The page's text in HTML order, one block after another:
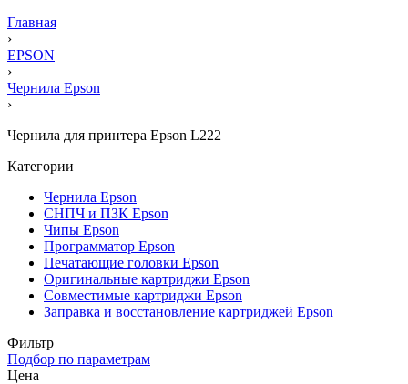
Главная
›
EPSON
›
Чернила Epson
›
Чернила для принтера Epson L222
Категории
Чернила Epson
СНПЧ и ПЗК Epson
Чипы Epson
Программатор Epson
Печатающие головки Epson
Оригинальные картриджи Epson
Совместимые картриджи Epson
Заправка и восстановление картриджей Epson
Фильтр
Подбор по параметрам
Цена